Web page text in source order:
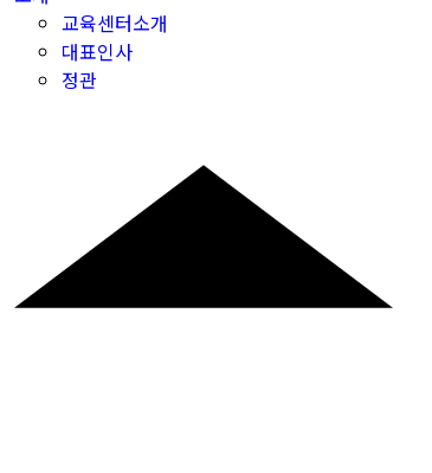
교육센터소개
대표인사
정관